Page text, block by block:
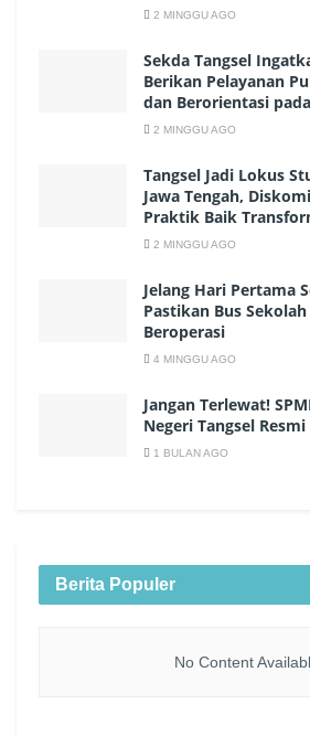
2 MINGGU AGO
Sekda Tangsel
Berikan Pelayanan
dan Berorientasi
2 MINGGU AGO
Tangsel Jadi Lokus
Jawa Tengah,
Praktik Baik
2 MINGGU AGO
Jelang Hari Pertama
Pastikan Bus
Beroperasi
4 MINGGU AGO
Jangan Terlewat!
Negeri Tangsel
1 BULAN AGO
Berita Populer
No Content